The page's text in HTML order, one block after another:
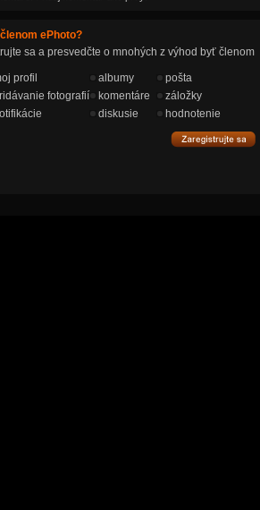
ePhoto?
sa a presvedčte o mnohých z výhod byť členom
profil albumy
pošta
fotografií
komentáre
záložky
diskusie hodnotenie